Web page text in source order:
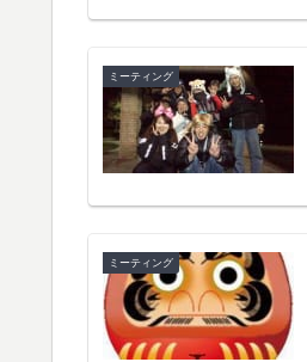
ミーティング
ミーティング